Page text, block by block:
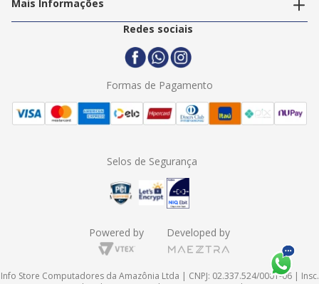
Termos e Condições
Politica de Entrega
Mais Informações
2ª Via Nota Fiscal
Redes sociais
Formas de Pagamento
Selos de Segurança
Powered by Developed by
Info Store Computadores da Amazônia Ltda | CNPJ: 02.337.524/0001-06 | Insc.